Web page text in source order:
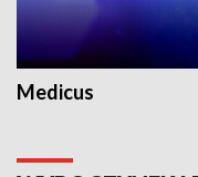
Medicus